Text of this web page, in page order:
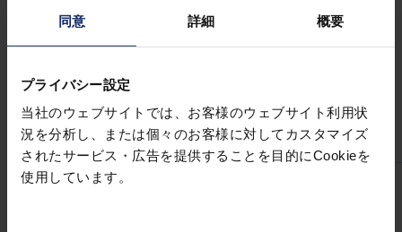
同意 詳細 概要
プライバシー設定
当社のウェブサイトでは、お客様のウェブサイト利用状
況を分析し、または個々のお客様に対してカスタマイズ
されたサービス・広告を提供することを目的にCookieを
使用しています。
線
過
率
57%
ブ